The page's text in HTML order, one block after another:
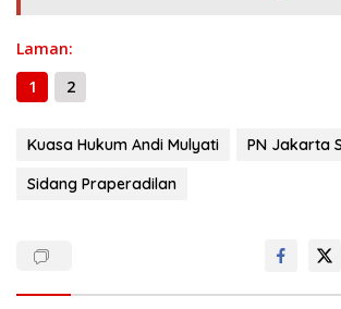
Laman:
1
2
Kuasa Hukum Andi Mulyati
PN Jakarta
Sidang Praperadilan